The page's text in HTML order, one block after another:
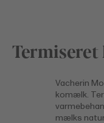
Vacherin
komælk.
mælks